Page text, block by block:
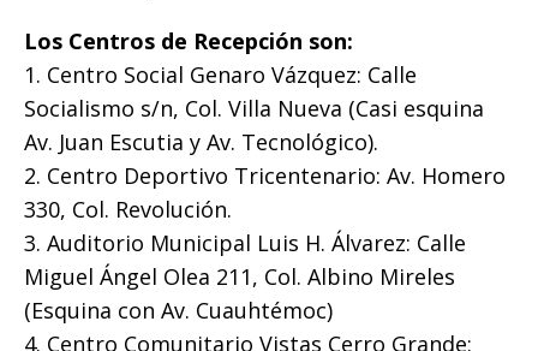
Los Centros de Recepción son:
1. Centro Social Genaro Vázquez: Calle
Socialismo s/n, Col. Villa Nueva (Casi esquina
Av. Juan Escutia y Av. Tecnológico).
2. Centro Deportivo Tricentenario: Av. Homero
330, Col. Revolución.
3. Auditorio Municipal Luis H. Álvarez: Calle
Miguel Ángel Olea 211, Col. Albino Mireles
(Esquina con Av. Cuauhtémoc)
4. Centro Comunitario Vistas Cerro Grande: